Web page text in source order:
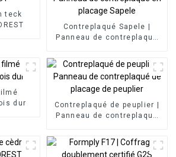
teck
Contreplaqué Sapele |
Panneau de contreplaqué
dur
Contreplaqué de peuplier |
Panneau de contreplaqué